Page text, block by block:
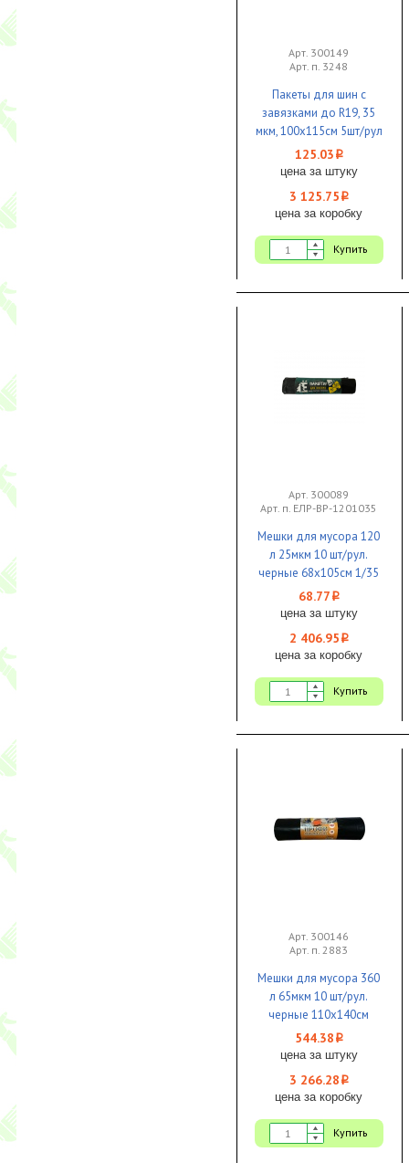
Арт. 300149
Арт. п. 3248
Пакеты для шин с
завязками до R19, 35
мкм, 100х115см 5шт/рул
1/25 КБ
125.03 i
цена за штуку
3 125.75 i
цена за коробку
Купить
Арт. 300089
Арт. п. ЕЛР-ВР-1201035
Мешки для мусора 120
л 25мкм 10 шт/рул.
черные 68х105см 1/35
68.77 i
цена за штуку
2 406.95 i
цена за коробку
Купить
Арт. 300146
Арт. п. 2883
Мешки для мусора 360
л 65мкм 10 шт/рул.
черные 110х140см
ПРОФИ 1/6 КБ
544.38 i
цена за штуку
3 266.28 i
цена за коробку
Купить